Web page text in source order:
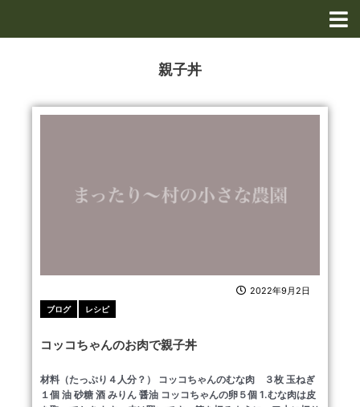
親子丼
2022年9月2日
ブログ レシピ
コッコちゃんのお肉で親子丼
材料（たっぷり４人分？） コッコちゃんのむな肉 ３枚 玉ねぎ
１個 油 砂糖 酒 みりん 醤油 コッコちゃんの卵５個 1.むな肉は皮